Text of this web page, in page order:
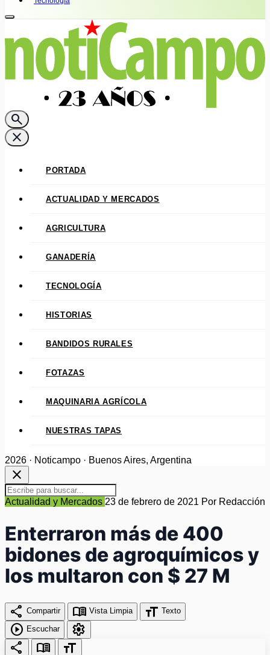
search
close
PORTADA
ACTUALIDAD Y MERCADOS
AGRICULTURA
GANADERÍA
TECNOLOGÍA
HISTORIAS
BANDIDOS RURALES
FOTAZAS
MAQUINARIA AGRÍCOLA
NUESTRAS TAPAS
2026 · Noticampo · Buenos Aires, Argentina
close
Actualidad y Mercados 23 de febrero de 2021 Por Redacción
Enterraron más de 400
bidones de agroquímicos y
los multaron con $ 27 M
share Compartir menu_book Vista Limpia format_size Texto
play_circle Escuchar
settings
share
menu_book
format_size